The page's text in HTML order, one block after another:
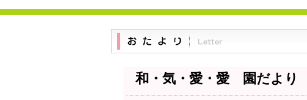
和・気・愛・愛 園だよ